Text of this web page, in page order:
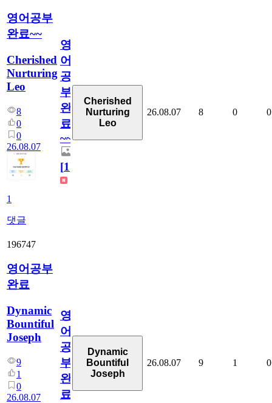
영어공부
완료~~
Cherished
Nurturing
Leo
8
0
0
26.08.07
1
댓글
영
어
공
부
완
료
~~
[1]
Cherished
Nurturing
Leo
26.08.07 8 0 0
196747
영어공부
완료
Dynamic
Bountiful
Joseph
9
1
0
26.08.07
영
어
공
부
완
료
Dynamic
Bountiful
Joseph
26.08.07 9 1 0